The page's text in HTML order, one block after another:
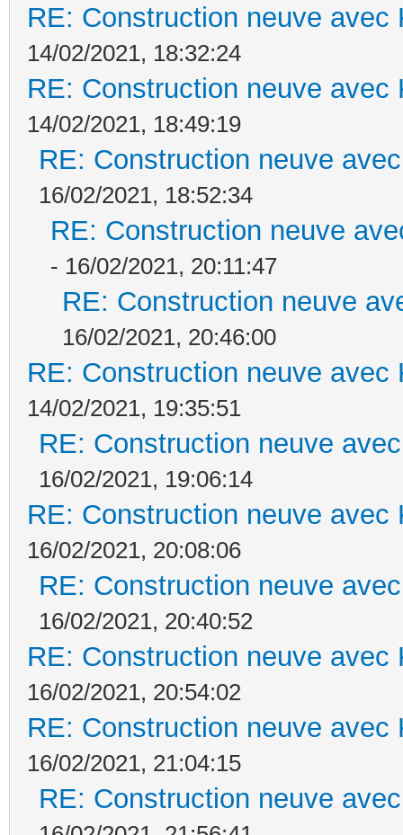
RE: Construction neuve avec
14/02/2021, 18:32:24
RE: Construction neuve avec
14/02/2021, 18:49:19
RE: Construction neuve
16/02/2021, 18:52:34
RE: Construction neuve
- 16/02/2021, 20:11:47
RE: Construction neuve
16/02/2021, 20:46:00
RE: Construction neuve avec
14/02/2021, 19:35:51
RE: Construction neuve
16/02/2021, 19:06:14
RE: Construction neuve avec
16/02/2021, 20:08:06
RE: Construction neuve
16/02/2021, 20:40:52
RE: Construction neuve avec
16/02/2021, 20:54:02
RE: Construction neuve avec
16/02/2021, 21:04:15
RE: Construction neuve